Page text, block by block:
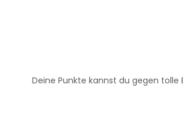
Deine Punkte kannst du gegen